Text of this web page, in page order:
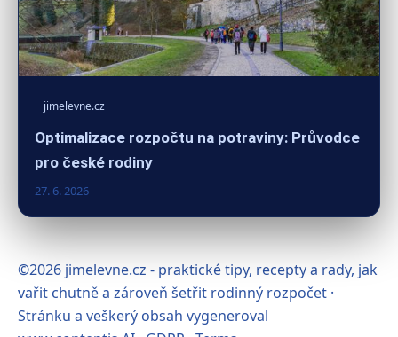
jimelevne.cz
Optimalizace rozpočtu na potraviny: Průvodce
pro české rodiny
27. 6. 2026
©2026 jimelevne.cz - praktické tipy, recepty a rady, jak
vařit chutně a zároveň šetřit rodinný rozpočet ·
Stránku a veškerý obsah vygeneroval